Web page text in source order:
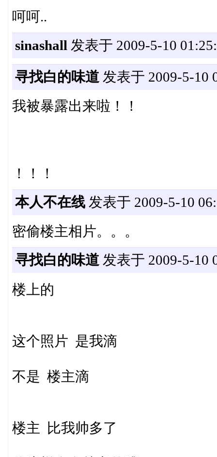
呵呵..
sinashall发表于 2009-5-10
寻找白的味道发表于 2009-5-10
我被暴露出来啦！！
！！！
本人不在线发表于 2009-5-10
密偷楼主相片。。。
寻找白的味道发表于 2009-5-10
楼上的
这个照片 是我滴
不是 楼主滴
楼主 比我帅多了